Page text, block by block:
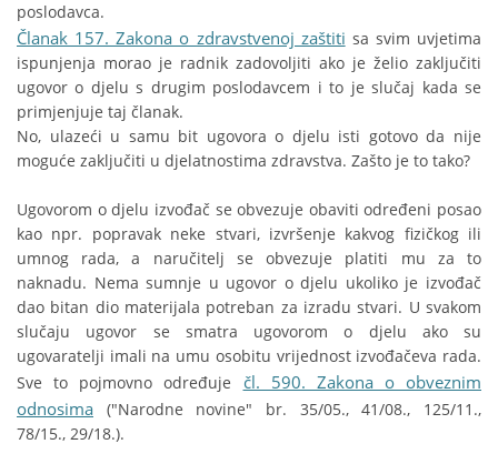
poslodavca.
Članak 157. Zakona o zdravstvenoj zaštiti sa svim uvjetima
ispunjenja morao je radnik zadovoljiti ako je želio zaključiti
ugovor o djelu s drugim poslodavcem i to je slučaj kada se
primjenjuje taj članak.
No, ulazeći u samu bit ugovora o djelu isti gotovo da nije
moguće zaključiti u djelatnostima zdravstva. Zašto je to tako?
Ugovorom o djelu izvođač se obvezuje obaviti određeni posao
kao npr. popravak neke stvari, izvršenje kakvog fizičkog ili
umnog rada, a naručitelj se obvezuje platiti mu za to
naknadu. Nema sumnje u ugovor o djelu ukoliko je izvođač
dao bitan dio materijala potreban za izradu stvari. U svakom
slučaju ugovor se smatra ugovorom o djelu ako su
ugovaratelji imali na umu osobitu vrijednost izvođačeva rada.
Sve to pojmovno određuje čl. 590. Zakona o obveznim
odnosima ("Narodne novine" br. 35/05., 41/08., 125/11.,
78/15., 29/18.).